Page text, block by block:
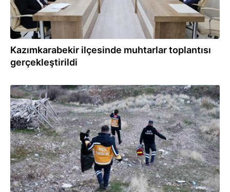
Kazımkarabekir ilçesinde muhtarlar toplantısı
gerçekleştirildi
07.03.2024